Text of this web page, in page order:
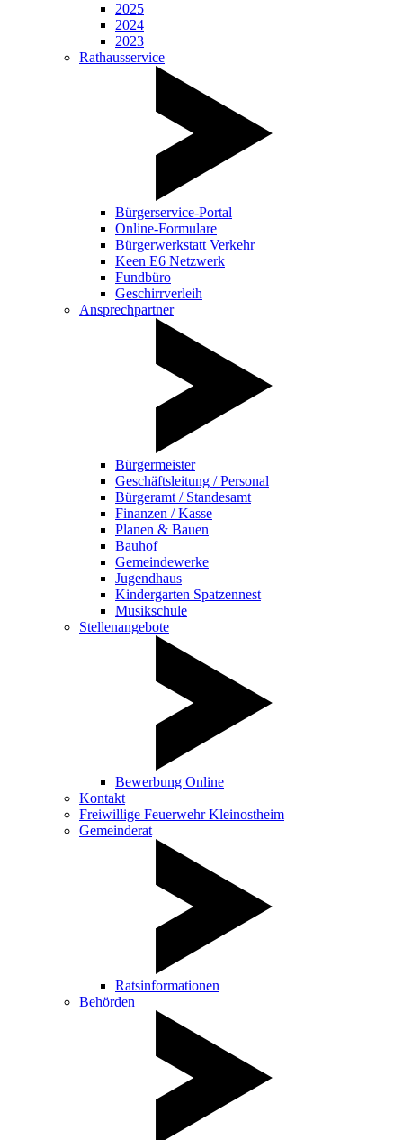
2025
2024
2023
Rathausservice
Bürgerservice-Portal
Online-Formulare
Bürgerwerkstatt Verkehr
Keen E6 Netzwerk
Fundbüro
Geschirrverleih
Ansprechpartner
Bürgermeister
Geschäftsleitung / Personal
Bürgeramt / Standesamt
Finanzen / Kasse
Planen & Bauen
Bauhof
Gemeindewerke
Jugendhaus
Kindergarten Spatzennest
Musikschule
Stellenangebote
Bewerbung Online
Kontakt
Freiwillige Feuerwehr Kleinostheim
Gemeinderat
Ratsinformationen
Behörden